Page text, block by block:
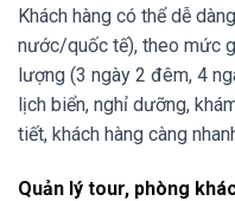
Khách hàng có thể dễ
nước/quốc tế), theo mức
lượng (3 ngày 2 đêm, 4
lịch biển, nghỉ dưỡng,
tiết, khách hàng càng
Quản lý tour, phòng